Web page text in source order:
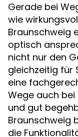
Gerade bei
wie
Braunschweig
optisch
nicht nur den
gleichzeitig für
eine
Wege auch
und gut
Braunschweig
die